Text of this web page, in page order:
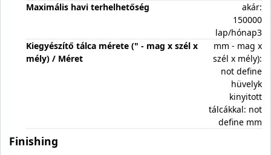
Maximális havi terhelhetőség
akár:
150000
lap/hónap3
Kiegyészítő tálca mérete (" - mag x szél x
mély) / Méret
mm - mag x
szél x mély):
not define
hüvelyk
kinyitott
tálcákkal: not
define mm
Finishing